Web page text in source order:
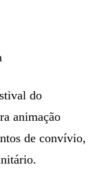
do
animação
de convívio,